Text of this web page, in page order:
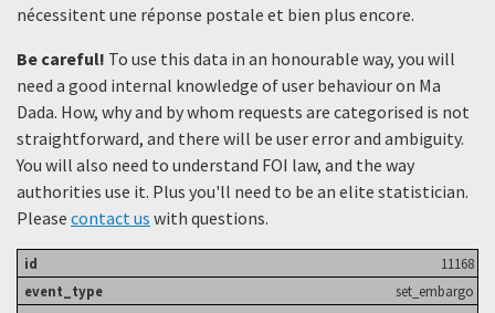
nécessitent une réponse postale et bien plus encore.
Be careful! To use this data in an honourable way, you will
need a good internal knowledge of user behaviour on Ma
Dada. How, why and by whom requests are categorised is not
straightforward, and there will be user error and ambiguity.
You will also need to understand FOI law, and the way
authorities use it. Plus you'll need to be an elite statistician.
Please contact us with questions.
11168
set_embargo